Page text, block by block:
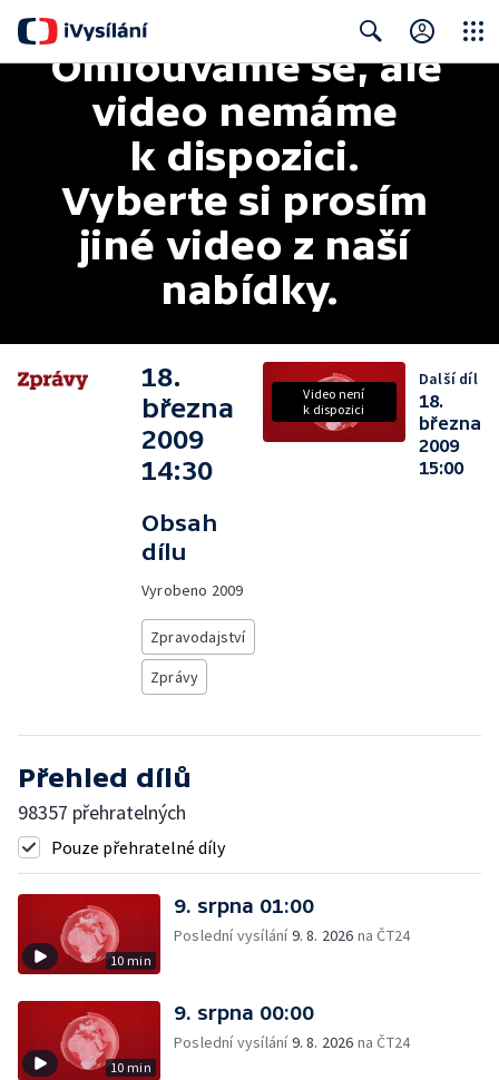
Search
Omlouváme se, ale
video nemáme
k dispozici.
Vyberte si prosím
jiné video z naší
nabídky.
18.
března
2009
14:30
Obsah
dílu
Vyrobeno 2009
Zpravodajství
Zprávy
Video není
k dispozici
Další díl
18.
března
2009
15:00
Přehled dílů
98357 přehratelných
Pouze přehratelné díly
10 min
9. srpna 01:00
Poslední vysílání9. 8. 2026 na ČT24
10 min
9. srpna 00:00
Poslední vysílání9. 8. 2026 na ČT24